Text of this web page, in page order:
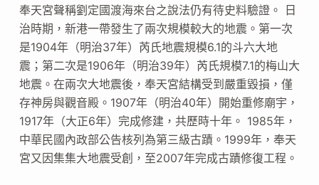
奉天宮聲稱劉定國渡海來台之說法仍有待史料驗證。 日
治時期，新港一帶發生了兩次規模較大的地震。第一次
是1904年（明治37年）芮氏地震規模6.1的斗六大地
震；第二次是1906年（明治39年）芮氏規模7.1的梅山大
地震。在兩次大地震後，奉天宮結構受到嚴重毀損，僅
存神房與觀音殿。1907年（明治40年）開始重修廟宇，
1917年（大正6年）完成修建，共歷時十年。 1985年，
中華民國內政部公告核列為第三級古蹟。1999年，奉天
宮又因集集大地震受創，至2007年完成古蹟修復工程。